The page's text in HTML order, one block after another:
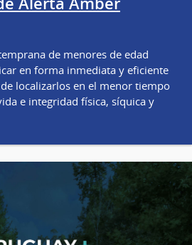
de menores de edad
en forma inmediata y eficiente
localizarlos en el menor tiempo
e integridad física, síquica y